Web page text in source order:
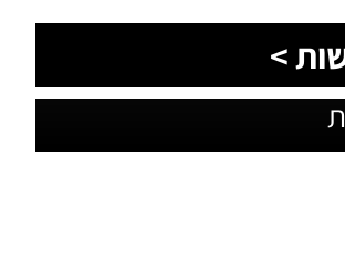
>עומר השתתפו בגיבוש
לחינוך: זה מה שהם